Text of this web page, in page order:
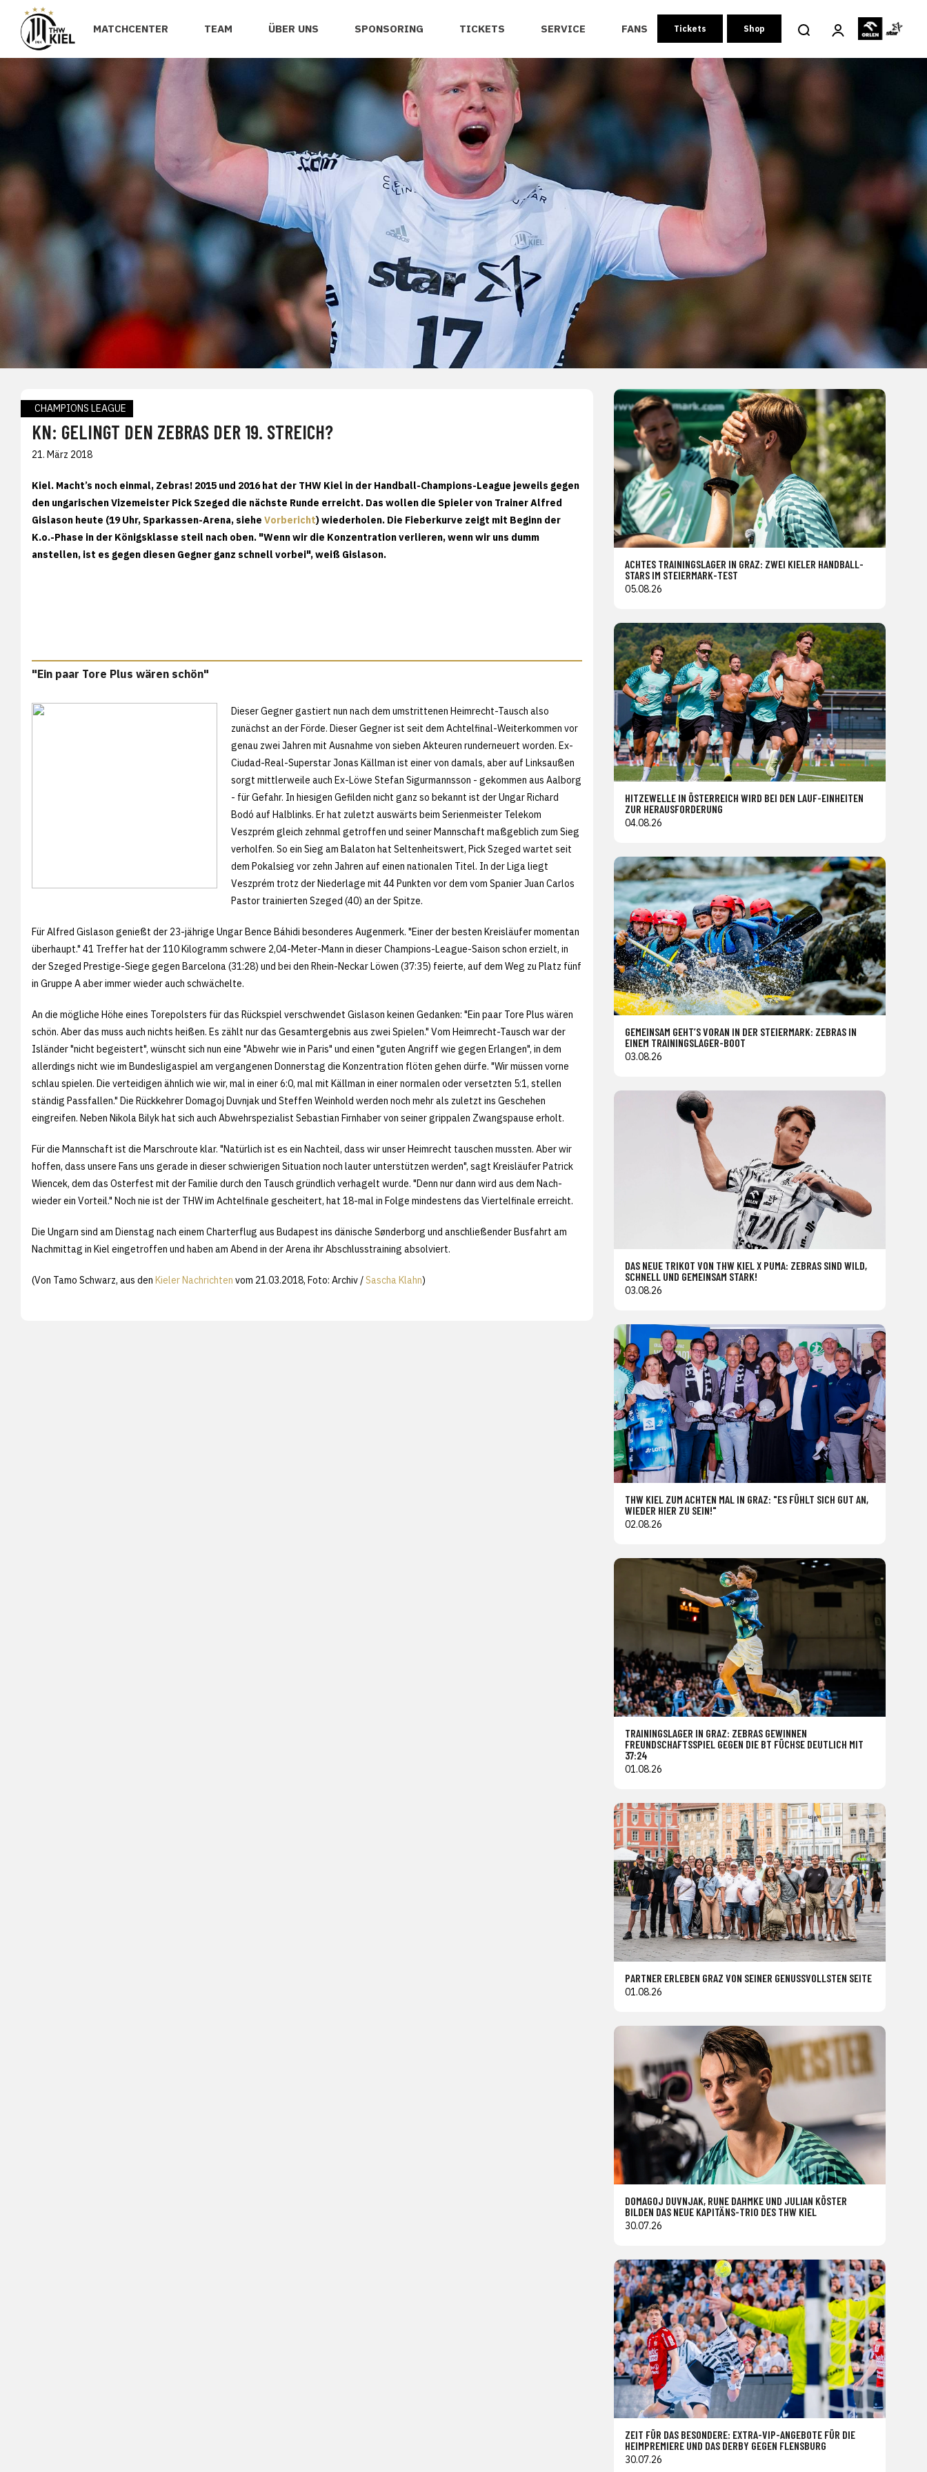
MATCHCENTER TEAM ÜBER UNS SPONSORING TICKETS SERVICE FANS Tickets Shop
CHAMPIONS LEAGUE
KN: GELINGT DEN ZEBRAS DER 19. STREICH?
21. März 2018
Kiel. Macht’s noch einmal, Zebras! 2015 und 2016 hat der THW Kiel in der Handball-Champions-League jeweils gegen
den ungarischen Vizemeister Pick Szeged die nächste Runde erreicht. Das wollen die Spieler von Trainer Alfred
Gislason heute (19 Uhr, Sparkassen-Arena, siehe Vorbericht) wiederholen. Die Fieberkurve zeigt mit Beginn der
K.o.-Phase in der Königsklasse steil nach oben. "Wenn wir die Konzentration verlieren, wenn wir uns dumm
anstellen, ist es gegen diesen Gegner ganz schnell vorbei", weiß Gislason.
"Ein paar Tore Plus wären schön"
Dieser Gegner gastiert nun nach dem umstrittenen Heimrecht-Tausch also
zunächst an der Förde. Dieser Gegner ist seit dem Achtelfinal-Weiterkommen vor
genau zwei Jahren mit Ausnahme von sieben Akteuren runderneuert worden. Ex-
Ciudad-Real-Superstar Jonas Källman ist einer von damals, aber auf Linksaußen
sorgt mittlerweile auch Ex-Löwe Stefan Sigurmannsson - gekommen aus Aalborg
- für Gefahr. In hiesigen Gefilden nicht ganz so bekannt ist der Ungar Richard
Bodó auf Halblinks. Er hat zuletzt auswärts beim Serienmeister Telekom
Veszprém gleich zehnmal getroffen und seiner Mannschaft maßgeblich zum Sieg
verholfen. So ein Sieg am Balaton hat Seltenheitswert, Pick Szeged wartet seit
dem Pokalsieg vor zehn Jahren auf einen nationalen Titel. In der Liga liegt
Veszprém trotz der Niederlage mit 44 Punkten vor dem vom Spanier Juan Carlos
Pastor trainierten Szeged (40) an der Spitze.
Für Alfred Gislason genießt der 23-jährige Ungar Bence Báhidi besonderes Augenmerk. "Einer der besten Kreisläufer momentan
überhaupt." 41 Treffer hat der 110 Kilogramm schwere 2,04-Meter-Mann in dieser Champions-League-Saison schon erzielt, in
der Szeged Prestige-Siege gegen Barcelona (31:28) und bei den Rhein-Neckar Löwen (37:35) feierte, auf dem Weg zu Platz fünf
in Gruppe A aber immer wieder auch schwächelte.
An die mögliche Höhe eines Torepolsters für das Rückspiel verschwendet Gislason keinen Gedanken: "Ein paar Tore Plus wären
schön. Aber das muss auch nichts heißen. Es zählt nur das Gesamtergebnis aus zwei Spielen." Vom Heimrecht-Tausch war der
Isländer "nicht begeistert", wünscht sich nun eine "Abwehr wie in Paris" und einen "guten Angriff wie gegen Erlangen", in dem
allerdings nicht wie im Bundesligaspiel am vergangenen Donnerstag die Konzentration flöten gehen dürfe. "Wir müssen vorne
schlau spielen. Die verteidigen ähnlich wie wir, mal in einer 6:0, mal mit Källman in einer normalen oder versetzten 5:1, stellen
ständig Passfallen." Die Rückkehrer Domagoj Duvnjak und Steffen Weinhold werden noch mehr als zuletzt ins Geschehen
eingreifen. Neben Nikola Bilyk hat sich auch Abwehrspezialist Sebastian Firnhaber von seiner grippalen Zwangspause erholt.
Für die Mannschaft ist die Marschroute klar. "Natürlich ist es ein Nachteil, dass wir unser Heimrecht tauschen mussten. Aber wir
hoffen, dass unsere Fans uns gerade in dieser schwierigen Situation noch lauter unterstützen werden", sagt Kreisläufer Patrick
Wiencek, dem das Osterfest mit der Familie durch den Tausch gründlich verhagelt wurde. "Denn nur dann wird aus dem Nach-
wieder ein Vorteil." Noch nie ist der THW im Achtelfinale gescheitert, hat 18-mal in Folge mindestens das Viertelfinale erreicht.
Die Ungarn sind am Dienstag nach einem Charterflug aus Budapest ins dänische Sønderborg und anschließender Busfahrt am
Nachmittag in Kiel eingetroffen und haben am Abend in der Arena ihr Abschlusstraining absolviert.
(Von Tamo Schwarz, aus den Kieler Nachrichten vom 21.03.2018, Foto: Archiv /Sascha Klahn)
ACHTES TRAININGSLAGER IN GRAZ: ZWEI KIELER HANDBALL-
STARS IM STEIERMARK-TEST
05.08.26
HITZEWELLE IN ÖSTERREICH WIRD BEI DEN LAUF-EINHEITEN
ZUR HERAUSFORDERUNG
04.08.26
GEMEINSAM GEHT’S VORAN IN DER STEIERMARK: ZEBRAS IN
EINEM TRAININGSLAGER-BOOT
03.08.26
DAS NEUE TRIKOT VON THW KIEL X PUMA: ZEBRAS SIND WILD,
SCHNELL UND GEMEINSAM STARK!
03.08.26
THW KIEL ZUM ACHTEN MAL IN GRAZ: "ES FÜHLT SICH GUT AN,
WIEDER HIER ZU SEIN!"
02.08.26
TRAININGSLAGER IN GRAZ: ZEBRAS GEWINNEN
FREUNDSCHAFTSSPIEL GEGEN DIE BT FÜCHSE DEUTLICH MIT
37:24
01.08.26
PARTNER ERLEBEN GRAZ VON SEINER GENUSSVOLLSTEN SEITE
01.08.26
DOMAGOJ DUVNJAK, RUNE DAHMKE UND JULIAN KÖSTER
BILDEN DAS NEUE KAPITÄNS-TRIO DES THW KIEL
30.07.26
ZEIT FÜR DAS BESONDERE: EXTRA-VIP-ANGEBOTE FÜR DIE
HEIMPREMIERE UND DAS DERBY GEGEN FLENSBURG
30.07.26